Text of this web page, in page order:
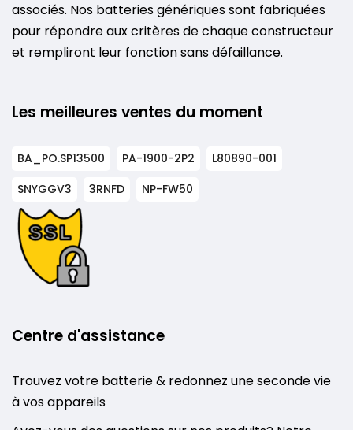
associés. Nos batteries génériques sont fabriquées
pour répondre aux critères de chaque constructeur
et rempliront leur fonction sans défaillance.
Les meilleures ventes du moment
BA_PO.SP13500 PA-1900-2P2
L80890-001
SNYGGV3
3RNFD NP-FW50
Centre d'assistance
Trouvez votre batterie & redonnez une seconde vie
à vos appareils